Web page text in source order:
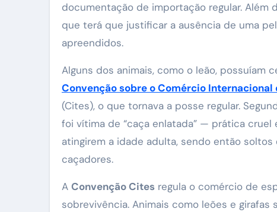
documentação de importação regular. Além
que terá que justificar a ausência de uma
apreendidos.
Alguns dos animais, como o leão,
Convenção sobre o Comércio
(Cites), o que tornava a posse regular.
foi vítima de “caça enlatada” — prática
atingirem a idade adulta, sendo então
caçadores.
A Convenção Cites regula o comércio de
sobrevivência. Animais como leões e